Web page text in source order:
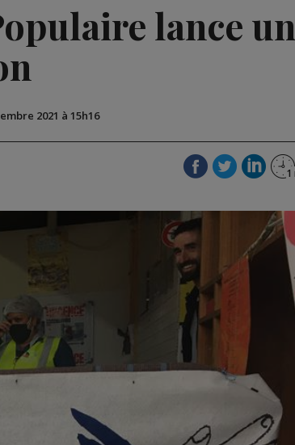
lance un
2021 à 15h16